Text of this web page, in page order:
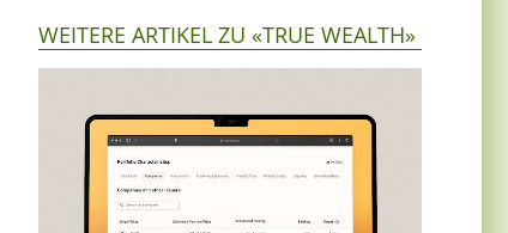
WEITERE ARTIKEL ZU «TRUE WEALTH»